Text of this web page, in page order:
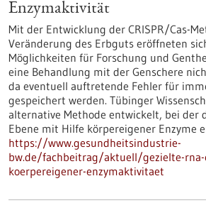
Enzymaktivität
Mit der Entwicklung der CRISPR/Cas-
Veränderung des Erbguts eröffneten
Möglichkeiten für Forschung und
eine Behandlung mit der Genschere
da eventuell auftretende Fehler für
gespeichert werden. Tübinger
alternative Methode entwickelt, bei der
Ebene mit Hilfe körpereigener
https://www.gesundheitsindustrie-
bw.de/fachbeitrag/aktuell/gezielte-
koerpereigener-enzymaktivitaet